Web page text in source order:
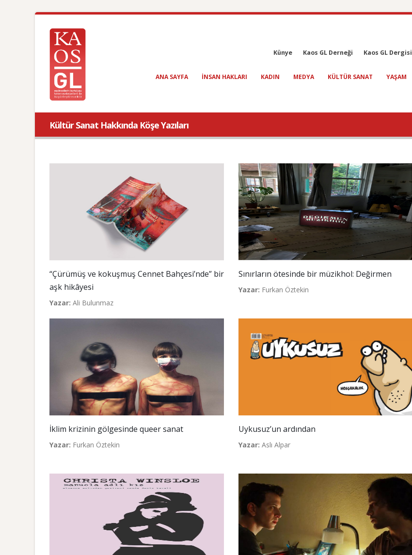
Künye Kaos GL Derneği Kaos GL Dergisi
ANA SAYFA INSAN HAKLARI KADIN MEDYA KÜLTÜR SANAT YAŞAM
Kültür Sanat Hakkında Köşe Yazıları
“Çürümüş ve kokuşmuş Cennet Bahçesi’nde” bir
aşk hikâyesi
Yazar: Ali Bulunmaz
Sınırların ötesinde bir müzikhol: Değirmen
Yazar: Furkan Öztekin
İklim krizinin gölgesinde queer sanat
Yazar: Furkan Öztekin
Uykusuz’un ardından
Yazar: Aslı Alpar